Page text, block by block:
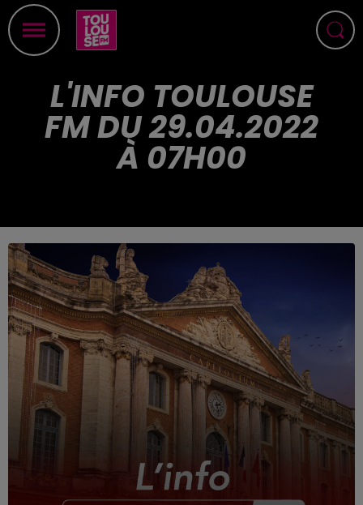
L'INFO TOULOUSE
FM DU 29.04.2022
À 07H00